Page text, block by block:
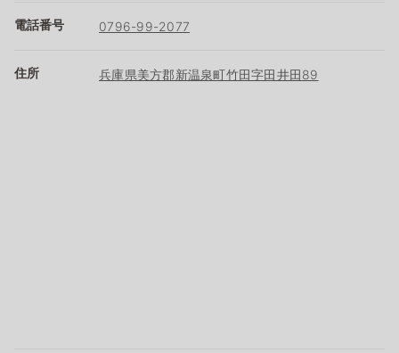
電話番号 0796-99-2077
住所 兵庫県美方郡新温泉町竹田字田井田89